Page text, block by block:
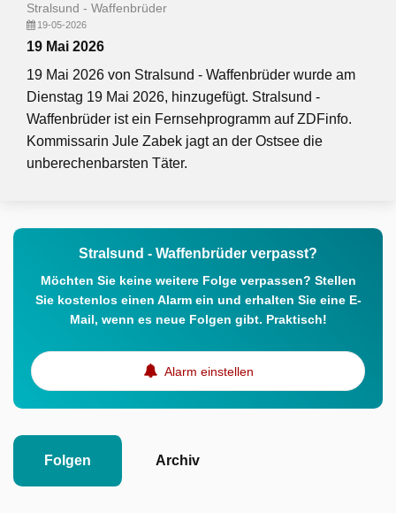
Stralsund - Waffenbrüder
19-05-2026
19 Mai 2026
19 Mai 2026 von Stralsund - Waffenbrüder wurde am
Dienstag 19 Mai 2026, hinzugefügt. Stralsund -
Waffenbrüder ist ein Fernsehprogramm auf ZDFinfo.
Kommissarin Jule Zabek jagt an der Ostsee die
unberechenbarsten Täter.
Stralsund - Waffenbrüder verpasst?
Möchten Sie keine weitere Folge verpassen? Stellen
Sie kostenlos einen Alarm ein und erhalten Sie eine E-
Mail, wenn es neue Folgen gibt. Praktisch!
Alarm einstellen
Folgen Archiv